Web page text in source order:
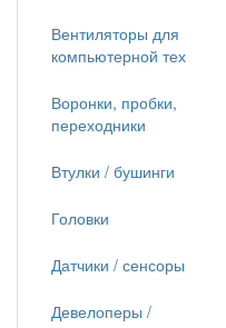
Вентиляторы для
компьютерной тех
Воронки, пробки,
переходники
Втулки / бушинги
Головки
Датчики / сенсоры
Девелоперы /